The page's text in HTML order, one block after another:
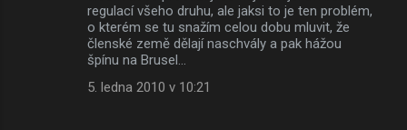
regulací všeho druhu, ale jaksi to je ten problém,
o kterém se tu snažím celou dobu mluvit, že
členské země dělají naschvály a pak hážou
špínu na Brusel...
5. ledna 2010 v 10:21